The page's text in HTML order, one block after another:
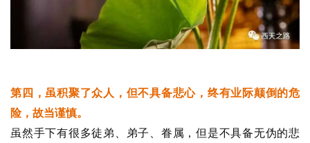
菩
提
第四，虽积聚了众人，但不具备悲心，终有业际颠倒的危
险，故当谨慎。
虽然手下有很多徒弟、弟子、眷属，但是不具备无伪的悲